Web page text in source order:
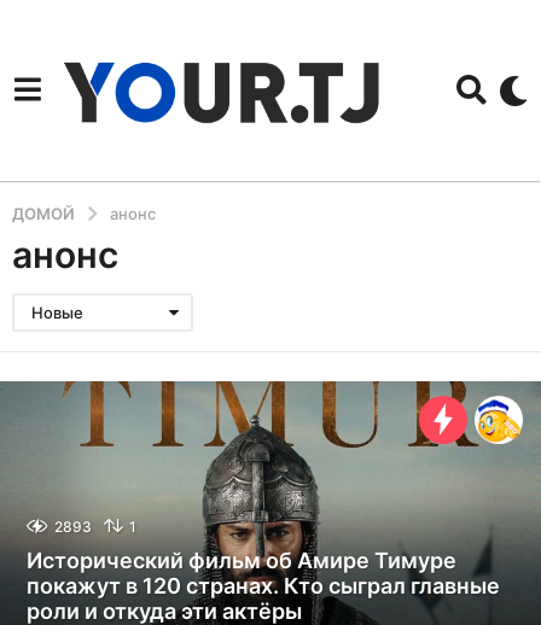
ДОМОЙ анонс
анонс
Новые
2893 1
Исторический фильм об Амире Тимуре
покажут в 120 странах. Кто сыграл главные
роли и откуда эти актёры